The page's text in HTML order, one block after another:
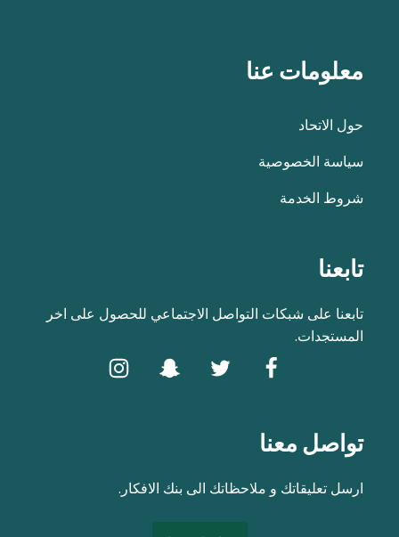
معلومات عنا
حول الاتحاد
سياسة الخصوصية
شروط الخدمة
تابعنا
تابعنا على شبكات التواصل الاجتماعي للحصول على اخر
المستجدات.
تواصل معنا
ارسل تعليقاتك و ملاحظاتك الى بنك الافكار.